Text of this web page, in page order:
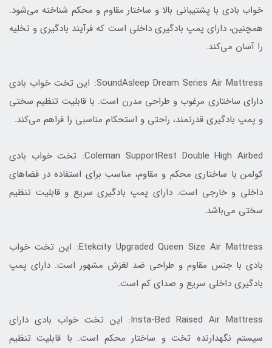
خواب بادی با پشتیبانی بالا و ساختار مقاوم و محکم شناخته می‌شود.
همچنین، دارای پمپ بادگیری داخلی است که فرآیند بادگیری و تخلیه
را آسان می‌کند.
SoundAsleep Dream Series Air Mattress: این تخت خواب بادی
دارای ساختاری مرغوب و طراحی مدرن است. با قابلیت تنظیم سختی
و پمپ بادگیری قدرتمند، راحتی و استحکام مناسبی را فراهم می‌کند.
Coleman SupportRest Double High Airbed: تخت خواب بادی
کولمن با ساختاری محکم و مقاوم، مناسب برای استفاده در فضاهای
داخلی و خارجی است. دارای پمپ بادگیری سریع و قابلیت تنظیم
سختی می‌باشد.
Etekcity Upgraded Queen Size Air Mattress: این تخت خواب
بادی با جنس مقاوم و طراحی ضد لغزش مشهور است. دارای پمپ
بادگیری داخلی سریع و صدای کم است.
Insta-Bed Raised Air Mattress: این تخت خواب بادی دارای
سیستم نگهدارنده تخت و ساختار محکم است. با قابلیت تنظیم